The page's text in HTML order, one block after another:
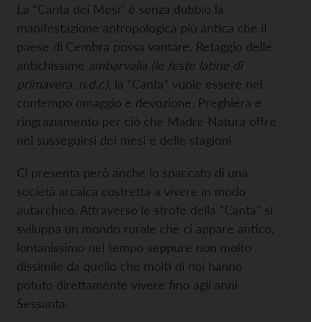
La “Canta dei Mesi” è senza dubbio la
manifestazione antropologica più antica che il
paese di Cembra possa vantare. Retaggio delle
antichissime ambarvalia (le feste latine di
primavera, n.d.r.), la “Canta” vuole essere nel
contempo omaggio e devozione. Preghiera e
ringraziamento per ciò che Madre Natura offre
nel susseguirsi dei mesi e delle stagioni.
Ci presenta però anche lo spaccato di una
società arcaica costretta a vivere in modo
autarchico. Attraverso le strofe della “Canta” si
sviluppa un mondo rurale che ci appare antico,
lontanissimo nel tempo seppure non molto
dissimile da quello che molti di noi hanno
potuto direttamente vivere fino agli anni
Sessanta.